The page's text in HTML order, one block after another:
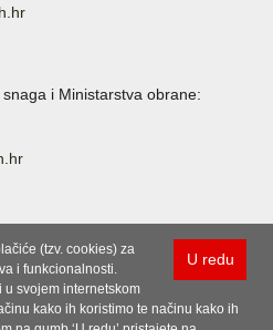
i Ministarstva obrane:
U redu
(tzv. cookies) za
i funkcionalnosti.
u svojem internetskom
kako ih koristimo te načinu kako ih